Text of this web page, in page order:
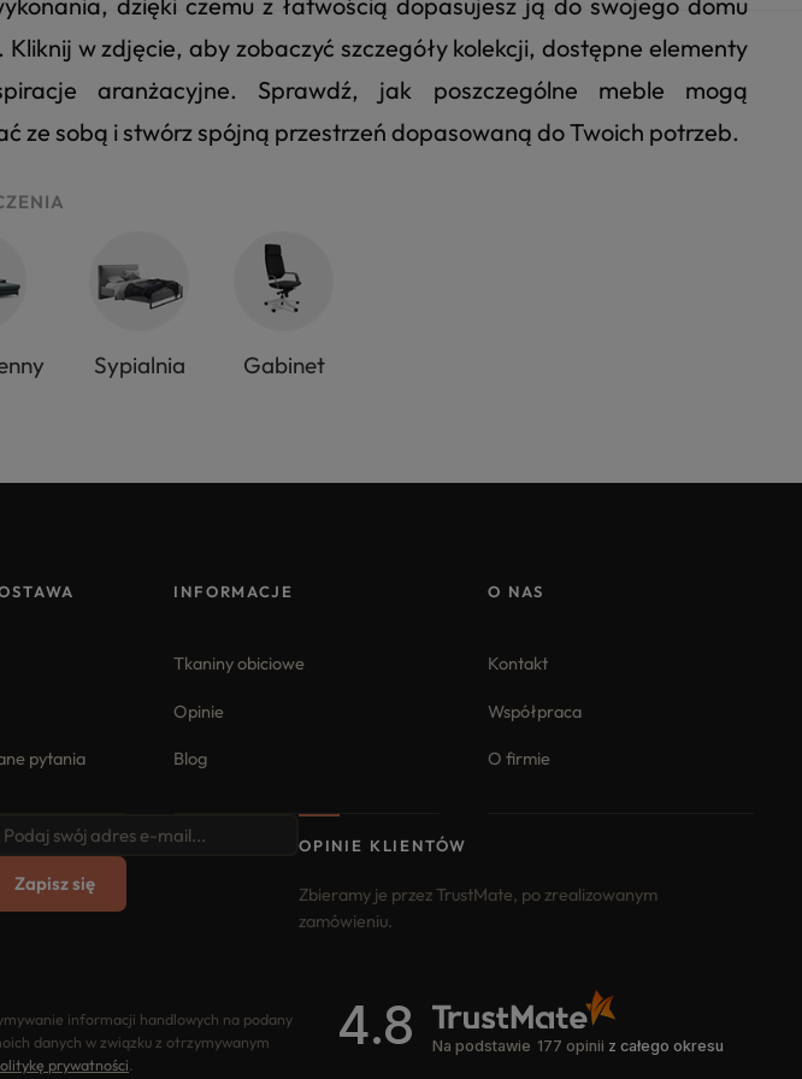
Kliknij w zdjęcie, aby zobaczyć szczegóły kolekcji, dostępne elementy
aranżacyjne. Sprawdź, jak poszczególne meble mogą
ze sobą i stwórz spójną przestrzeń dopasowaną do Twoich potrzeb.
Sypialnia Gabinet
pytania
INFORMACJE
Tkaniny obiciowe
Opinie
Blog
O NAS
Kontakt
Współpraca
O firmie
Zapisz się
informacji handlowych na podany
danych w związku z otrzymywanym
prywatności
OPINIE KLIENTÓW
Zbieramy je przez TrustMate, po zrealizowanym
zamówieniu.
4.8 Na podstawie 177 opinii z całego okresu